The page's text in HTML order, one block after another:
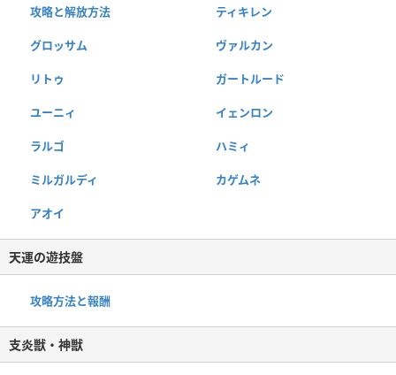
攻略と解放方法 ティキレン
グロッサム ヴァルカン
リトゥ ガートルード
ユーニィ イェンロン
ラルゴ ハミィ
ミルガルディ カゲムネ
アオイ
天運の遊技盤
攻略方法と報酬
支炎獣・神獣